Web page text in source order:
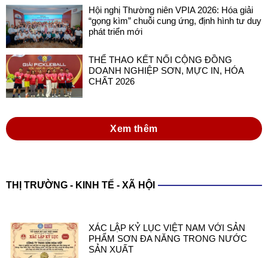
Hội nghị Thường niên VPIA 2026: Hóa giải
“gọng kìm” chuỗi cung ứng, định hình tư duy
phát triển mới
THỂ THAO KẾT NỐI CỘNG ĐỒNG
DOANH NGHIỆP SƠN, MỰC IN, HÓA
CHẤT 2026
Xem thêm
THỊ TRƯỜNG - KINH TẾ - XÃ HỘI
XÁC LẬP KỶ LỤC VIỆT NAM VỚI SẢN
PHẨM SƠN ĐA NĂNG TRONG NƯỚC
SẢN XUẤT